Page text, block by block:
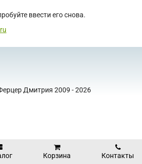
ввести его снова.
Дмитрия 2009 - 2026
Корзина Контакты